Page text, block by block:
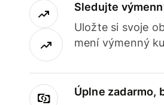
Sledujte
Uložte si svoje
mení výmenný
Úplne zadarmo,